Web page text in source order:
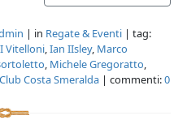
| in Regate & Eventi | tag:
I Vitelloni,Ian IIsley, Marco
, Michele Gregoratto,
Costa Smeralda | commenti:0